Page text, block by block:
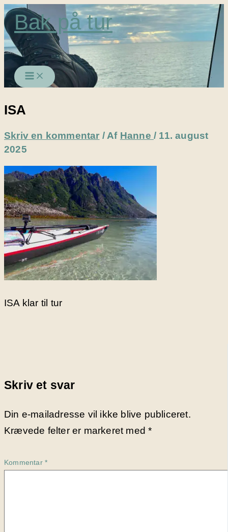
Gå
til
indholdet
Bak på tur
ISA
Skriv en kommentar / Af Hanne/ 11. august
2025
ISA klar til tur
Skriv et svar
Din e-mailadresse vil ikke blive publiceret.
Krævede felter er markeret med*
Kommentar *